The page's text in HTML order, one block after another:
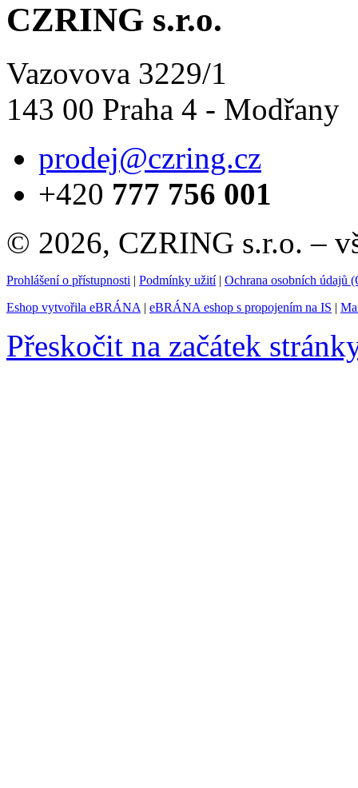
CZRING s.r.o.
Vazovova 3229/1
143 00 Praha 4 - Modřany
prodej@czring.cz
+420 777 756 001
© 2026, CZRING s.r.o. –
Prohlášení o přístupnosti | Podmínky užití| Ochrana osobních údajů
Eshop vytvořila eBRÁNA | eBRÁNA eshop s propojením na IS |
Přeskočit na začátek